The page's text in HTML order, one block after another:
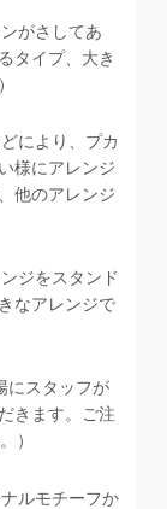
がさしてあ
タイプ、大き
により、プカ
様にアレンジ
他のアレンジ
ジをスタンド
なアレンジで
にスタッフが
きます。ご注
）
ルモチーフか